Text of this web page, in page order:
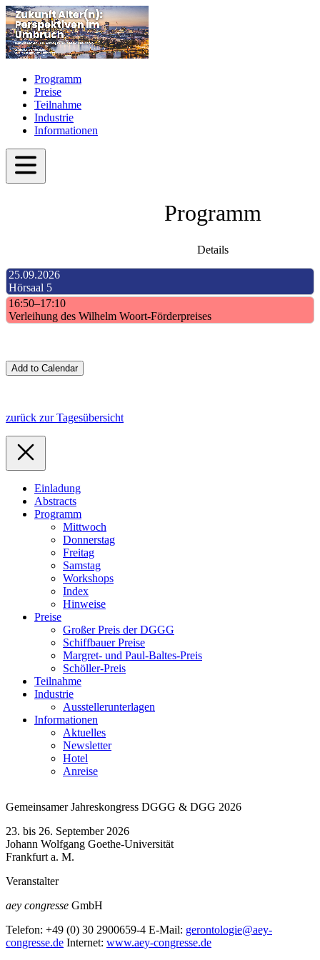
Programm
Preise
Teilnahme
Industrie
Informationen
Programm
Details
25.09.2026
Hörsaal 5
16:50–17:10
Verleihung des Wilhelm Woort-Förderpreises
zurück zur Tagesübersicht
Einladung
Abstracts
Programm
Mittwoch
Donnerstag
Freitag
Samstag
Workshops
Index
Hinweise
Preise
Großer Preis der DGGG
Schiffbauer Preise
Margret- und Paul-Baltes-Preis
Schöller-Preis
Teilnahme
Industrie
Ausstellerunterlagen
Informationen
Aktuelles
Newsletter
Hotel
Anreise
Gemeinsamer Jahreskongress DGGG & DGG 2026
23. bis 26. September 2026
Johann Wolfgang Goethe-Universität
Frankfurt a. M.
Veranstalter
aey congresse GmbH
Telefon: +49 (0) 30 2900659-4 E-Mail: gerontologie@aey-
congresse.de Internet: www.aey-congresse.de